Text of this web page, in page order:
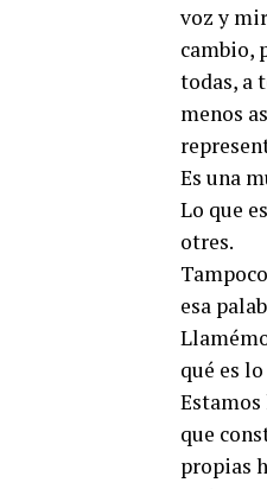
voz y
cambio,
todas, a
menos
Es una
Lo que
otres.
esa
qué es
que
propias